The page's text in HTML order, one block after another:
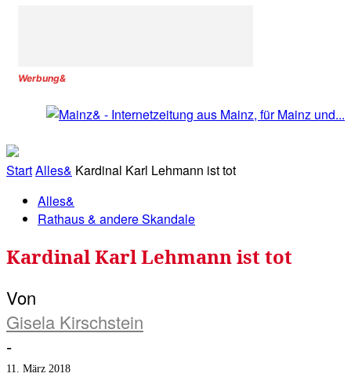
Werbung&
StartAlles& Kardinal Karl Lehmann ist tot
Alles&
Rathaus & andere Skandale
Kardinal Karl Lehmann ist tot
Von
Gisela Kirschstein
-
11. März 2018